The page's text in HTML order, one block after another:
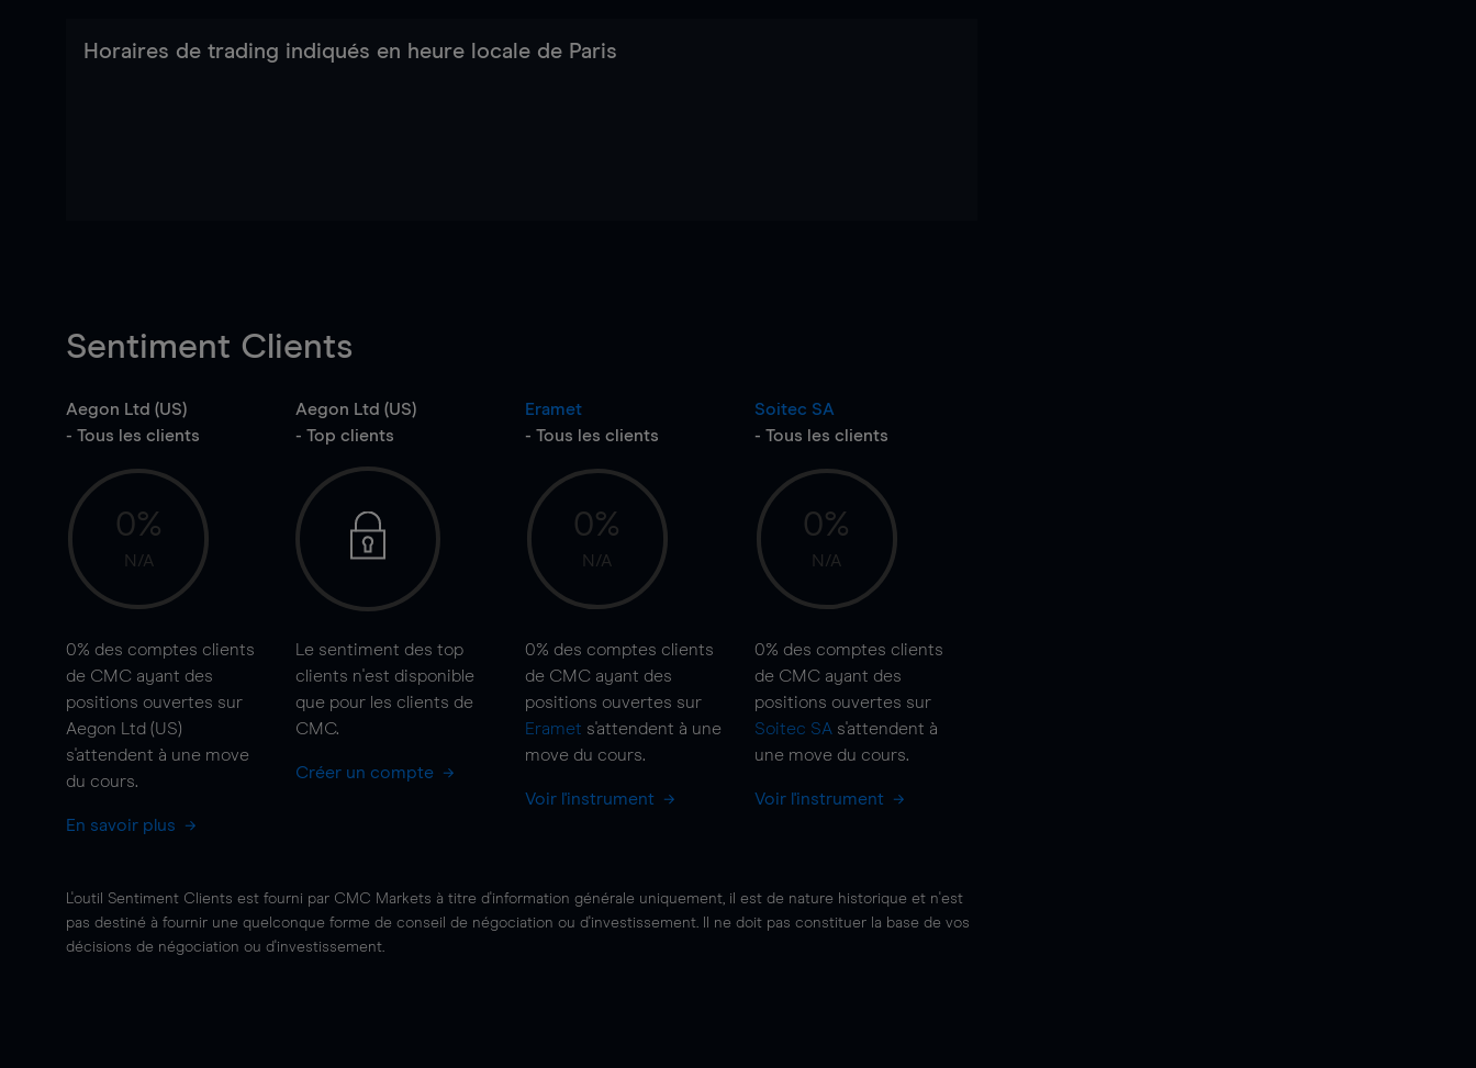
Horaires de trading indiqués en heure locale de Paris
Sentiment Clients
Aegon Ltd (US)
- Tous les clients
0%
N/A
0% des comptes clients
de CMC ayant des
positions ouvertes sur
Aegon Ltd (US)
s'attendent à une move
du cours.
En savoir plus
Aegon Ltd (US)
- Top clients
Le sentiment des top
clients n'est disponible
que pour les clients de
CMC.
Créer un compte
Eramet
- Tous les clients
0%
N/A
0% des comptes clients
de CMC ayant des
positions ouvertes sur
Eramet s'attendent à une
move du cours.
Voir l'instrument
Soitec SA
- Tous les clients
0%
N/A
0% des comptes clients
de CMC ayant des
positions ouvertes sur
Soitec SA s'attendent à
une move du cours.
Voir l'instrument
L'outil Sentiment Clients est fourni par CMC Markets à titre d'information générale uniquement, il est de nature historique et n'est
pas destiné à fournir une quelconque forme de conseil de négociation ou d'investissement. Il ne doit pas constituer la base de vos
décisions de négociation ou d'investissement.